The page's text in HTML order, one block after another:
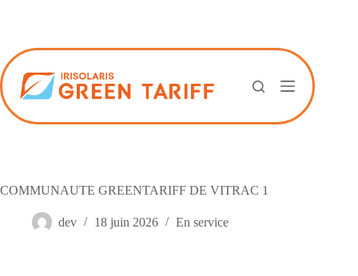
COMMUNAUTE GREENTARIFF DE VITRAC 1
dev 18 juin 2026 En service